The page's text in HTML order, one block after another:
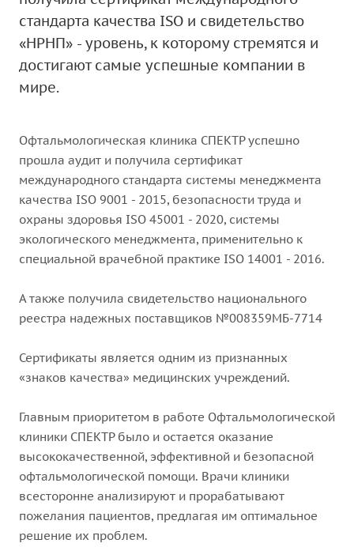
стандарта качества ISO и свидетельство
«НРНП» - уровень, к которому стремятся и
достигают самые успешные компании в
мире.
Офтальмологическая клиника СПЕКТР успешно
прошла аудит и получила сертификат
международного стандарта системы менеджмента
качества ISO 9001 - 2015, безопасности труда и
охраны здоровья ISO 45001 - 2020, системы
экологического менеджмента, применительно к
специальной врачебной практике ISO 14001 - 2016.
А также получила свидетельство национального
реестра надежных поставщиков №008359МБ-7714
Сертификаты является одним из признанных
«знаков качества» медицинских учреждений.
Главным приоритетом в работе Офтальмологической
клиники СПЕКТР было и остается оказание
высококачественной, эффективной и безопасной
офтальмологической помощи. Врачи клиники
всесторонне анализируют и прорабатывают
пожелания пациентов, предлагая им оптимальное
решение их проблем.